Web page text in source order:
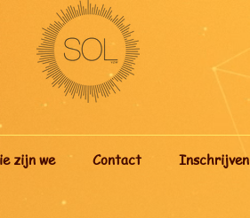
zijn we Contact Inschrijven